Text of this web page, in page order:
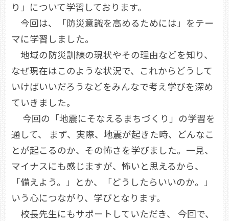
り」について学習しております。
今回は、「防災意識を高めるためには」をテー
マに学習しました。
地域の防災訓練の現状やその理由などを知り、
なぜ現在はこのような状況で、これからどうして
いけばいいだろうなどをみんなで考え学びを深め
ていきました。
今回の「地震にそなえるまちづくり」の学習を
通して、 まず、実際、地震が起きた時、どんなこ
とが起こるのか、その怖さを学びました。一見、
マイナスにも感じますが、怖いと思えるから、
「備えよう。」とか、「どうしたらいいのか。」
いう心につながり、学びとなります。
校長先生にもサポートしていただき、 今回で、